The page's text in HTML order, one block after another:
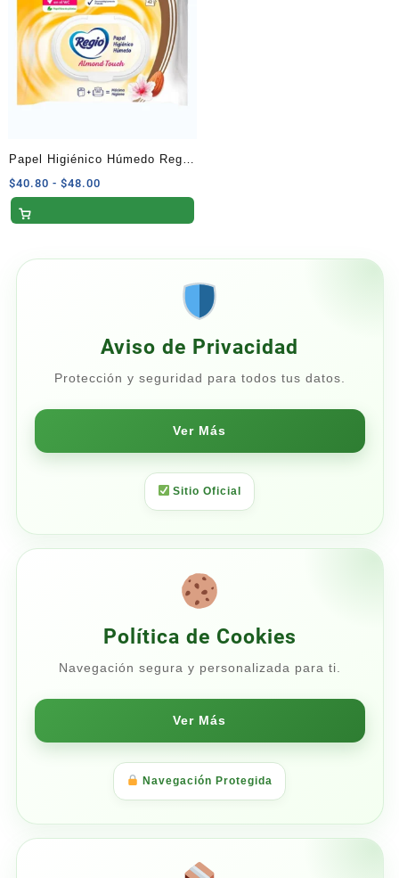
$200.00
Papel Higiénico Húmedo Regio
Almond Touch Paquete con 42
Hojas
$40.80 - $48.00
de
$40.80
Aviso de Privacidad
Protección y seguridad para todos tus datos.
Ver Más
Sitio Oficial
Política de Cookies
Navegación segura y personalizada para ti.
Ver Más
Navegación Protegida